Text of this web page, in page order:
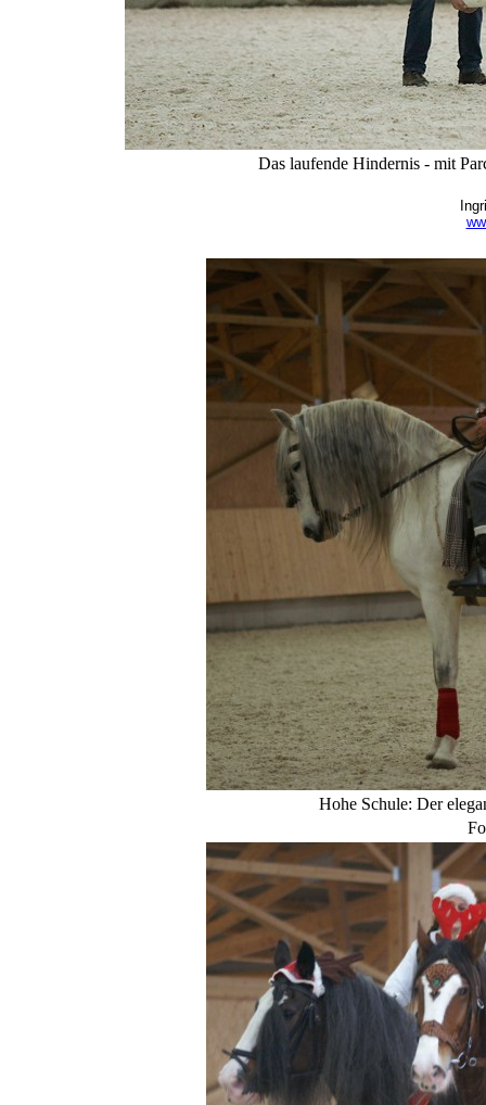
Das laufende Hindernis - mit
Hohe Schule: Der